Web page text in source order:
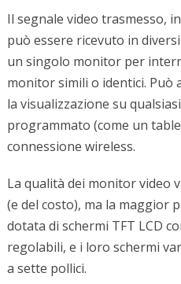
Il segnale video trasmesso,
può essere ricevuto in
un singolo monitor per
monitor simili o identici. Può
la visualizzazione su
programmato (come un
connessione wireless.
La qualità dei monitor video
(e del costo), ma la maggior
dotata di schermi TFT LCD
regolabili, e i loro schermi
a sette pollici.